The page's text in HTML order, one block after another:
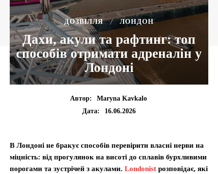
ДОЗВІЛЛЯ ЛОНДОН
Дахи, акули та рафтинг: топ
способів отримати адреналін у
Лондоні
Автор:
Maryna Kavkalo
Дата:
16.06.2026
В Лондоні не бракує способів перевірити власні нерви на
міцність: від прогулянок на висоті до сплавів бурхливими
порогами та зустрічей з акулами. Londonist розповідає, які